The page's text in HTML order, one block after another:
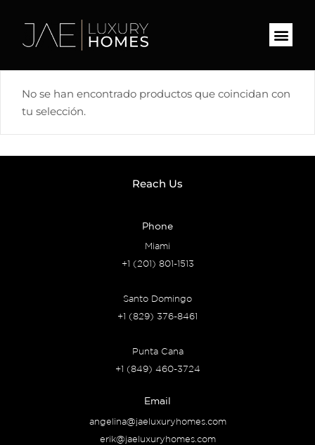
No se han encontrado productos que coincidan con
tu selección.
Reach Us
Phone
Miami
+1 (201) 801-1513
Santo Domingo
+1 (829) 376-8461
Punta Cana
+1 (849) 460-3724
Email
angelina@jaeluxuryhomes.com
erik@jaeluxuryhomes.com